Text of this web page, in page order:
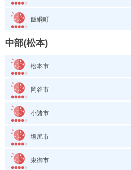
飯綱町
中部(松本)
松本市
岡谷市
小諸市
塩尻市
東御市